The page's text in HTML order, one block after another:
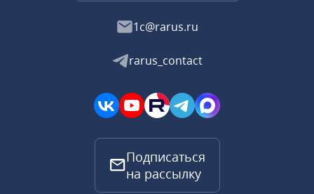
1c@rarus.ru
rarus_contact
Подписаться
на рассылку